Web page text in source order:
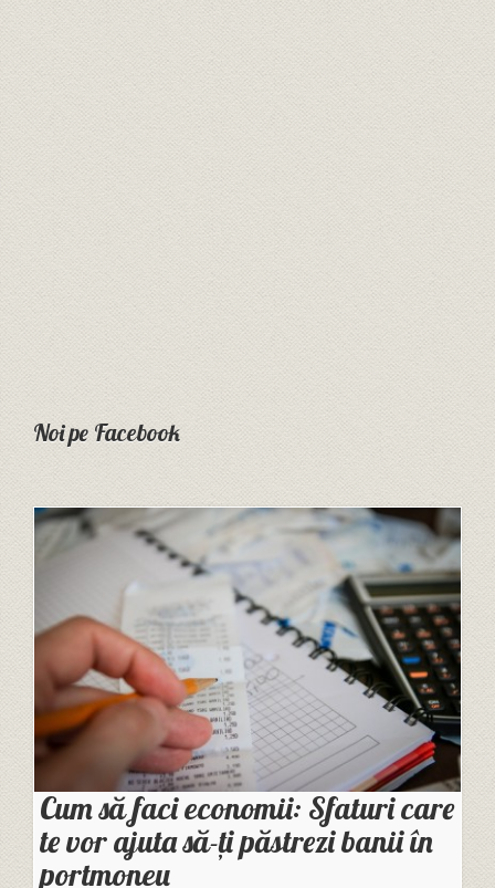
Noi pe Facebook
Cum să faci economii: Sfaturi care
te vor ajuta să-ți păstrezi banii în
portmoneu